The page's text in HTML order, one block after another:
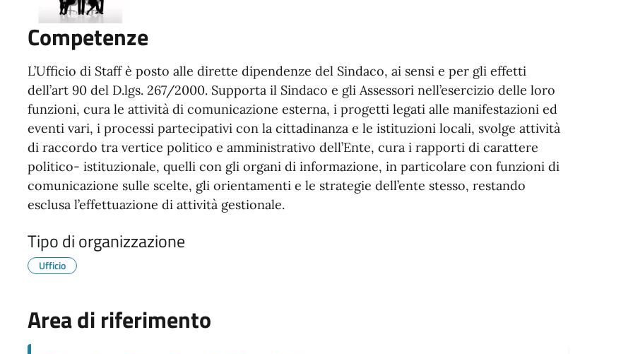
Competenze
L’Ufficio di Staff è posto alle dirette dipendenze del Sindaco, ai sensi e per gli effetti
dell’art 90 del D.lgs. 267/2000. Supporta il Sindaco e gli Assessori nell’esercizio delle loro
funzioni, cura le attività di comunicazione esterna, i progetti legati alle manifestazioni ed
eventi vari, i processi partecipativi con la cittadinanza e le istituzioni locali, svolge attività
di raccordo tra vertice politico e amministrativo dell’Ente, cura i rapporti di carattere
politico- istituzionale, quelli con gli organi di informazione, in particolare con funzioni di
comunicazione sulle scelte, gli orientamenti e le strategie dell’ente stesso, restando
esclusa l’effettuazione di attività gestionale.
Tipo di organizzazione
Ufficio
Area di riferimento